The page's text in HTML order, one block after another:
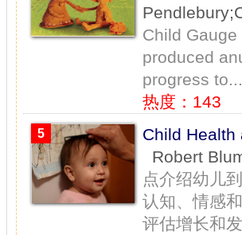
Child
produced
progress to...
热度：143
5
Child Health
Robert
点介绍幼儿
认知、情感
评估增长和